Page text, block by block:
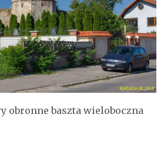
obronne baszta wieloboczna